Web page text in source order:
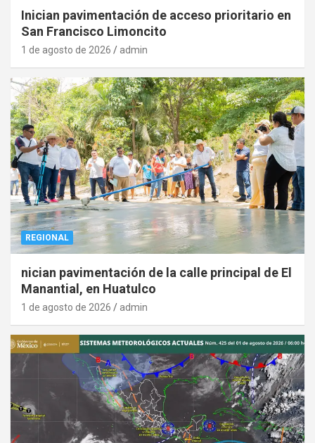
Inician pavimentación de acceso prioritario en
San Francisco Limoncito
1 de agosto de 2026 admin
REGIONAL
nician pavimentación de la calle principal de El
Manantial, en Huatulco
1 de agosto de 2026 admin